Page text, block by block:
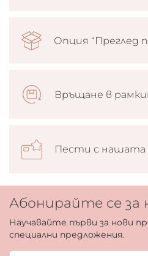
Опция “Преглед
Връщане в
Пести с нашата
Абонирайте се
Научавайте първи за нови
специални предложения.